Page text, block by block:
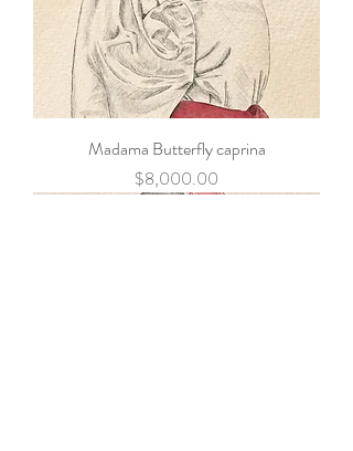
Madama Butterfly caprina
Precio
$8,000.00